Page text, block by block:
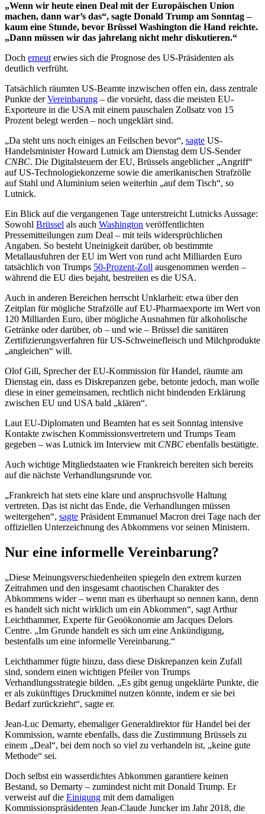
„Wenn wir heute einen Deal mit der Europäischen Union
machen, dann war’s das“, sagte Donald Trump am Sonntag –
kaum eine Stunde, bevor Brüssel Washington die Hand reichte.
„Dann müssen wir das jahrelang nicht mehr diskutieren.“
Doch erneut erwies sich die Prognose des US-Präsidenten als
deutlich verfrüht.
Tatsächlich räumten US-Beamte inzwischen offen ein, dass zentrale
Punkte derVereinbarung – die vorsieht, dass die meisten EU-
Exporteure in die USA mit einem pauschalen Zollsatz von 15
Prozent belegt werden – noch ungeklärt sind.
„Da steht uns noch einiges an Feilschen bevor“, sagte US-
Handelsminister Howard Lutnick am Dienstag dem US-Sender
CNBC. Die Digitalsteuern der EU, Brüssels angeblicher „Angriff“
auf US-Technologiekonzerne sowie die amerikanischen Strafzölle
auf Stahl und Aluminium seien weiterhin „auf dem Tisch“, so
Lutnick.
Ein Blick auf die vergangenen Tage unterstreicht Lutnicks Aussage:
Sowohl Brüssel als auch Washington veröffentlichten
Pressemitteilungen zum Deal – mit teils widersprüchlichen
Angaben. So besteht Uneinigkeit darüber, ob bestimmte
Metallausfuhren der EU im Wert von rund acht Milliarden Euro
tatsächlich von Trumps 50-Prozent-Zoll ausgenommen werden –
während die EU dies bejaht, bestreiten es die USA.
Auch in anderen Bereichen herrscht Unklarheit: etwa über den
Zeitplan für mögliche Strafzölle auf EU-Pharmaexporte im Wert von
120 Milliarden Euro, über mögliche Ausnahmen für alkoholische
Getränke oder darüber, ob – und wie – Brüssel die sanitären
Zertifizierungsverfahren für US-Schweinefleisch und Milchprodukte
„angleichen“ will.
Olof Gill, Sprecher der EU-Kommission für Handel, räumte am
Dienstag ein, dass es Diskrepanzen gebe, betonte jedoch, man wolle
diese in einer gemeinsamen, rechtlich nicht bindenden Erklärung
zwischen EU und USA bald „klären“.
Laut EU-Diplomaten und Beamten hat es seit Sonntag intensive
Kontakte zwischen Kommissionsvertretern und Trumps Team
gegeben – was Lutnick im Interview mit CNBC ebenfalls bestätigte.
Auch wichtige Mitgliedstaaten wie Frankreich bereiten sich bereits
auf die nächste Verhandlungsrunde vor.
„Frankreich hat stets eine klare und anspruchsvolle Haltung
vertreten. Das ist nicht das Ende, die Verhandlungen müssen
weitergehen“, sagte Präsident Emmanuel Macron drei Tage nach der
offiziellen Unterzeichnung des Abkommens vor seinen Ministern.
Nur eine informelle Vereinbarung?
„Diese Meinungsverschiedenheiten spiegeln den extrem kurzen
Zeitrahmen und den insgesamt chaotischen Charakter des
Abkommens wider – wenn man es überhaupt so nennen kann, denn
es handelt sich nicht wirklich um ein Abkommen“, sagt Arthur
Leichthammer, Experte für Geoökonomie am Jacques Delors
Centre. „Im Grunde handelt es sich um eine Ankündigung,
bestenfalls um eine informelle Vereinbarung.“
Leichthammer fügte hinzu, dass diese Diskrepanzen kein Zufall
sind, sondern einen wichtigen Pfeiler von Trumps
Verhandlungsstrategie bilden. „Es gibt genug ungeklärte Punkte, die
er als zukünftiges Druckmittel nutzen könnte, indem er sie bei
Bedarf zurückzieht“, sagte er.
Jean-Luc Demarty, ehemaliger Generaldirektor für Handel bei der
Kommission, warnte ebenfalls, dass die Zustimmung Brüssels zu
einem „Deal“, bei dem noch so viel zu verhandeln ist, „keine gute
Methode“ sei.
Doch selbst ein wasserdichtes Abkommen garantiere keinen
Bestand, so Demarty – zumindest nicht mit Donald Trump. Er
verweist auf die Einigung mit dem damaligen
Kommissionspräsidenten Jean-Claude Juncker im Jahr 2018, die